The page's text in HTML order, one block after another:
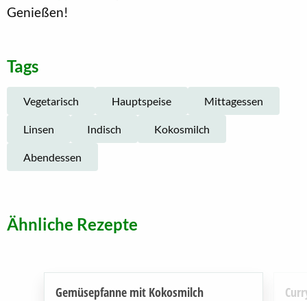
Genießen!
Tags
Vegetarisch Hauptspeise Mittagessen
Linsen Indisch Kokosmilch
Abendessen
Ähnliche Rezepte
Gemüsepfanne mit Kokosmilch